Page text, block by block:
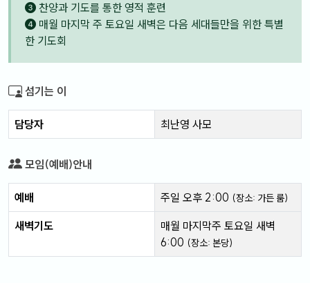
찬양과 기도를 통한 영적 훈련
매월 마지막 주 토요일 새벽은 다음 세대들만을 위한 특별
한 기도회
섬기는 이
담당자 최난영 사모
모임(예배)안내
예배 주일 오후 2:00 (장소: 가든 룸)
새벽기도
매월 마지막주 토요일 새벽
6:00 (장소: 본당)